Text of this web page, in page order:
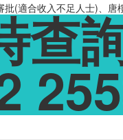
(適合收入不足人士)、唐
查